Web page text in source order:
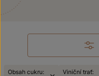
Obsah cukru:
Viniční trať: